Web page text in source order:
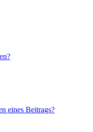
eines Beitrags?